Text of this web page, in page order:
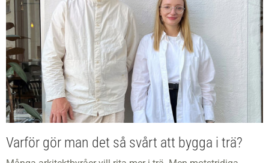
Varför gör man det så svårt att bygga i trä?